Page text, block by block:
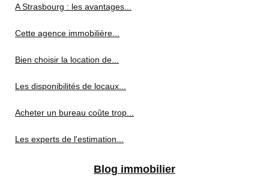
A Strasbourg : les avantages...
Cette agence immobilière...
Bien choisir la location de...
Les disponibilités de locaux...
Acheter un bureau coûte trop...
Les experts de l'estimation...
Blog immobilier